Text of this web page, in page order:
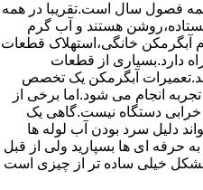
همه فصول سال است.تقریبا در همه
هستند و آب گرم
آبگرمکن خانگی،استهلاک قطعات
دارد.بسیاری از قطعات
آبگرمکن یک تخصص
انجام می شود.اما برخی از
دستگاه نیست.گاهی یک
دلیل سرد بودن آب لوله ها
حرفه ای ها بسپارید ولی از قبل
خیلی ساده تر از چیزی است